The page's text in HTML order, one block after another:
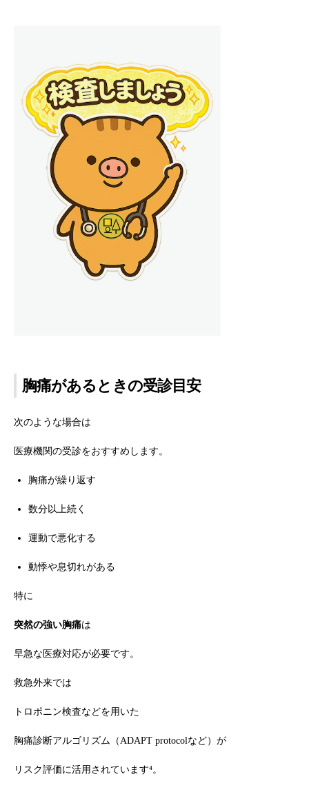
胸痛があるときの受診目安
次のような場合は
医療機関の受診をおすすめします。
胸痛が繰り返す
数分以上続く
運動で悪化する
動悸や息切れがある
特に
突然の強い胸痛は
早急な医療対応が必要です。
救急外来では
トロポニン検査などを用いた
胸痛診断アルゴリズム（ADAPT protocolなど）が
リスク評価に活用されています⁴。